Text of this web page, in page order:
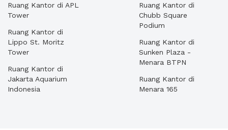
Ruang Kantor di APL
Tower
Ruang Kantor di
Lippo St. Moritz
Tower
Ruang Kantor di
Jakarta Aquarium
Indonesia
Ruang Kantor di
Chubb Square
Podium
Ruang Kantor di
Sunken Plaza -
Menara BTPN
Ruang Kantor di
Menara 165